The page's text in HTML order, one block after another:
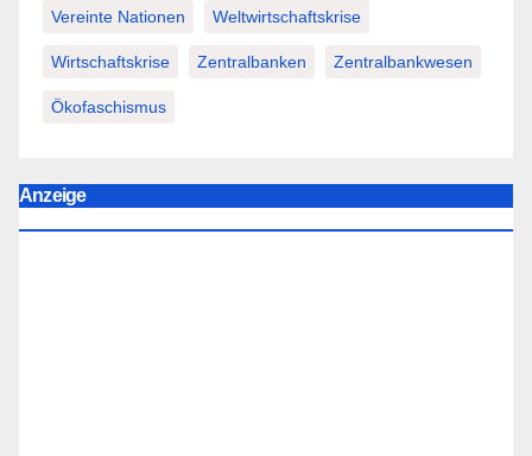
Vereinte Nationen Weltwirtschaftskrise
Wirtschaftskrise Zentralbanken Zentralbankwesen
Ökofaschismus
Anzeige